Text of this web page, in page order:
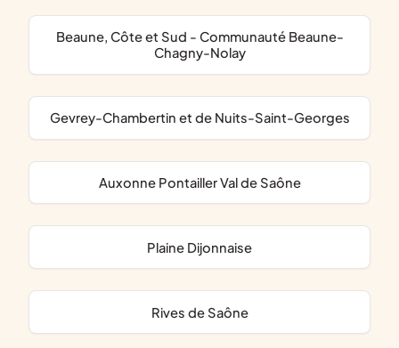
Beaune, Côte et Sud - Communauté Beaune-
Chagny-Nolay
Gevrey-Chambertin et de Nuits-Saint-Georges
Auxonne Pontailler Val de Saône
Plaine Dijonnaise
Rives de Saône